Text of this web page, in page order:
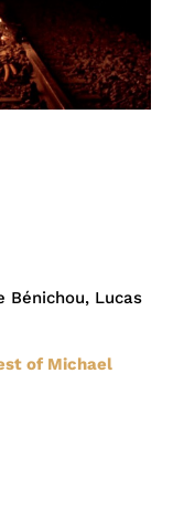
Bénichou, Lucas
of Michael